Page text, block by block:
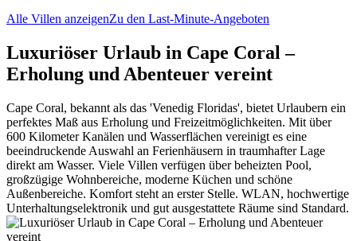
Alle Villen anzeigenZu den Last-Minute-Angeboten
Luxuriöser Urlaub in Cape Coral –
Erholung und Abenteuer vereint
Cape Coral, bekannt als das 'Venedig Floridas', bietet Urlaubern ein
perfektes Maß aus Erholung und Freizeitmöglichkeiten. Mit über
600 Kilometer Kanälen und Wasserflächen vereinigt es eine
beeindruckende Auswahl an Ferienhäusern in traumhafter Lage
direkt am Wasser. Viele Villen verfügen über beheizten Pool,
großzügige Wohnbereiche, moderne Küchen und schöne
Außenbereiche. Komfort steht an erster Stelle. WLAN, hochwertige
Unterhaltungselektronik und gut ausgestattete Räume sind Standard.